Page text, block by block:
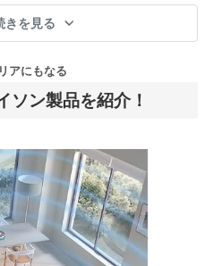
きを見る
ソン製品を紹介！
アにもなる